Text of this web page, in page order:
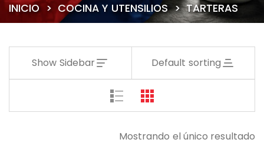
INICIO>COCINA Y UTENSILIOS>TARTERAS
Show Sidebar Default sorting
Mostrando el único resultado